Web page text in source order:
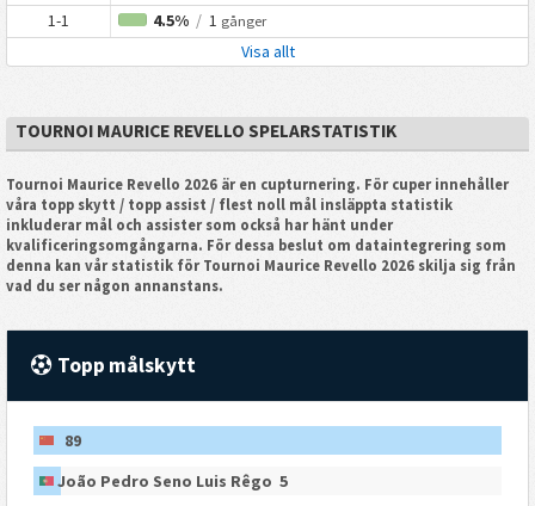
1-1 4.5% / 1 gånger
Visa allt
TOURNOI MAURICE REVELLO SPELARSTATISTIK
Tournoi Maurice Revello 2026 är en cupturnering. För cuper innehåller
våra topp skytt / topp assist / flest noll mål insläppta statistik
inkluderar mål och assister som också har hänt under
kvalificeringsomgångarna. För dessa beslut om dataintegrering som
denna kan vår statistik för Tournoi Maurice Revello 2026 skilja sig från
vad du ser någon annanstans.
Topp målskytt
89
João Pedro Seno Luis Rêgo 5